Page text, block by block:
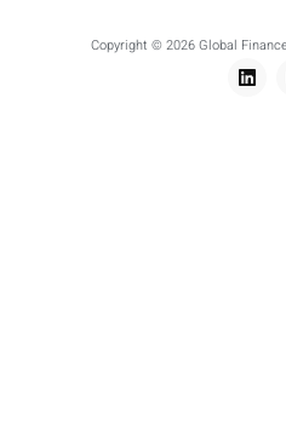
Copyright © 2026 Global